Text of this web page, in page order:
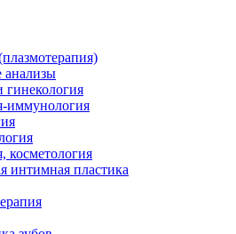
иммунология
косметология
интимная пластика